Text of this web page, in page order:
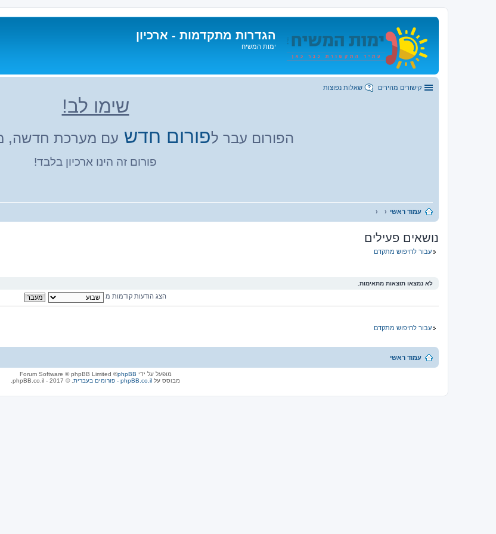
הגדרות מתקדמות - ארכיון
ימות המשיח
קישורים מהירים שאלות נפוצות
שימו לב!
הפורום עבר לפורום חדש עם מערכת חדשה,
פורום זה הינו ארכיון בלבד!
עמוד ראשי
נושאים פעילים
עבור לחיפוש מתקדם
לא נמצאו תוצאות מתאימות.
הצג הודעות קודמות מ
עבור לחיפוש מתקדם
עמוד ראשי
מופעל על ידי phpBB
® Forum Software © phpBB Limited
מבוסס על phpBB.co.il - פורומים בעברית . © 2017 - phpBB.co.il.